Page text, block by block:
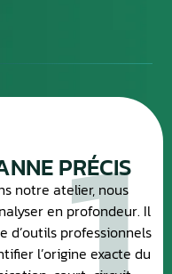
PRÉCIS
notre atelier, nous
en profondeur. Il
d’outils professionnels
l’origine exacte du